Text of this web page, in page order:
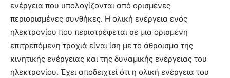
ενέργεια που υπολογίζονται από ορισμένες
περιορισμένες συνθήκες. Η ολική ενέργεια ενός
ηλεκτρονίου που περιστρέφεται σε μια ορισμένη
επιτρεπόμενη τροχιά είναι ίση με το άθροισμα της
κινητικής ενέργειας και της δυναμικής ενέργειας του
ηλεκτρονίου. Έχει αποδειχτεί ότι η ολική ενέργεια του